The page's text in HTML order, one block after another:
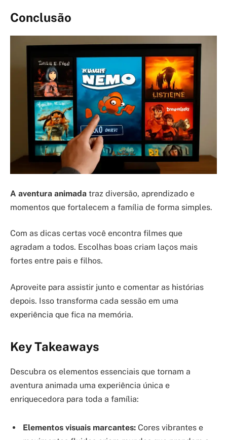
Conclusão
A aventura animada traz diversão, aprendizado e
momentos que fortalecem a família de forma simples.
Com as dicas certas você encontra filmes que
agradam a todos. Escolhas boas criam laços mais
fortes entre pais e filhos.
Aproveite para assistir junto e comentar as histórias
depois. Isso transforma cada sessão em uma
experiência que fica na memória.
Key Takeaways
Descubra os elementos essenciais que tornam a
aventura animada uma experiência única e
enriquecedora para toda a família:
Elementos visuais marcantes: Cores vibrantes e